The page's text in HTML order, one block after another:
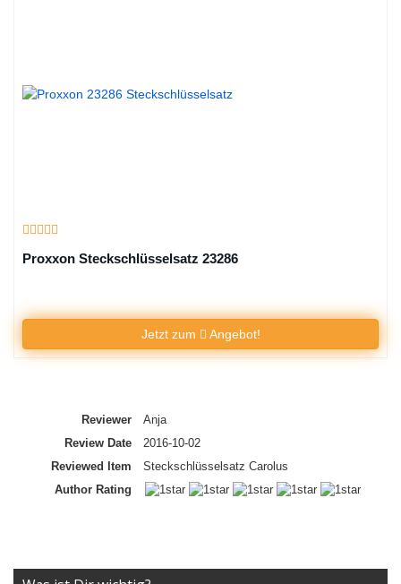
Proxxon Steckschlüsselsatz 23286
Jetzt zum Angebot!
Reviewer
Anja
Review Date
2016-10-02
Reviewed Item
Steckschlüsselsatz Carolus
Author Rating